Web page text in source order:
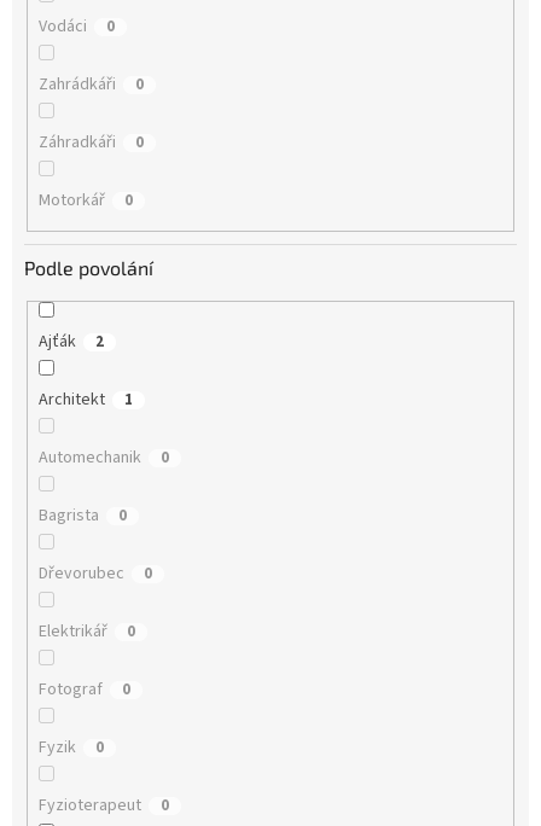
Vodáci 0
Zahrádkáři 0
Záhradkáři 0
Motorkář 0
Podle povolání
Ajťák 2
Architekt 1
Automechanik 0
Bagrista 0
Dřevorubec 0
Elektrikář 0
Fotograf 0
Fyzik 0
Fyzioterapeut 0